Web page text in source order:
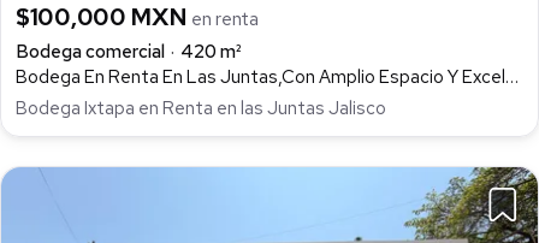
$100,000 MXN en renta
Bodega comercial
420 m²
Bodega En Renta En Las Juntas,Con Amplio Espacio Y Excelente Ubicación En Jalisco, De las Juntas Delegación, Puerto Vallarta
Bodega Ixtapa en Renta en las Juntas Jalisco